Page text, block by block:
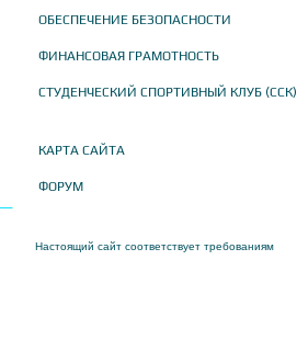
ОБЕСПЕЧЕНИЕ БЕЗОПАСНОСТИ
ФИНАНСОВАЯ ГРАМОТНОСТЬ
СТУДЕНЧЕСКИЙ СПОРТИВНЫЙ КЛУБ (ССК)
КАРТА САЙТА
ФОРУМ
Настоящий сайт соответствует требованиям